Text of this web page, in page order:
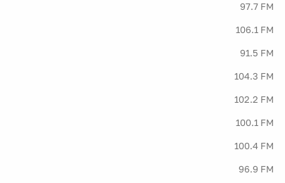
97.7 FM
106.1 FM
91.5 FM
104.3 FM
102.2 FM
100.1 FM
100.4 FM
96.9 FM